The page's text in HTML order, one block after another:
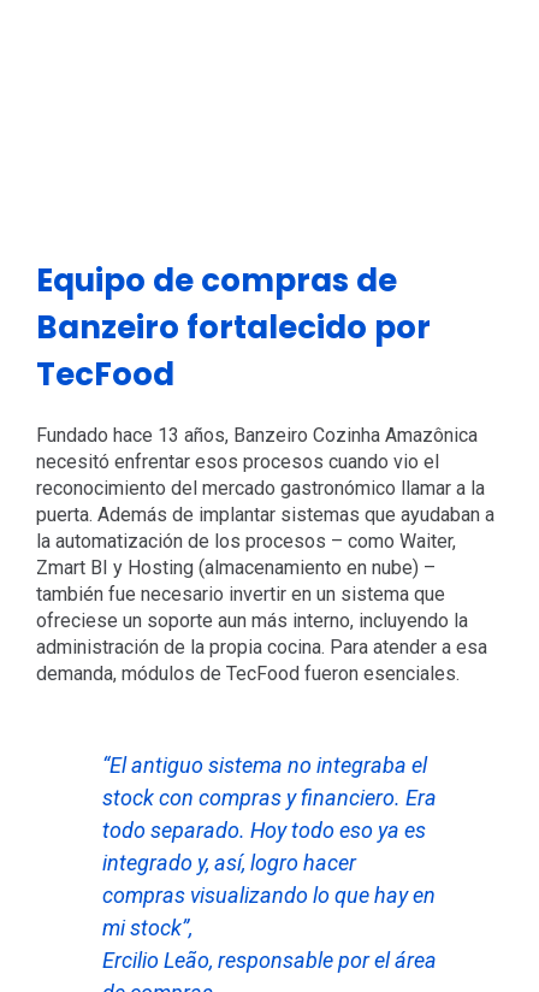
Equipo de compras de
Banzeiro fortalecido por
TecFood
Fundado hace 13 años, Banzeiro Cozinha Amazônica
necesitó enfrentar esos procesos cuando vio el
reconocimiento del mercado gastronómico llamar a la
puerta. Además de implantar sistemas que ayudaban a
la automatización de los procesos – como Waiter,
Zmart BI y Hosting (almacenamiento en nube) –
también fue necesario invertir en un sistema que
ofreciese un soporte aun más interno, incluyendo la
administración de la propia cocina. Para atender a esa
demanda, módulos de TecFood fueron esenciales.
“El antiguo sistema no integraba el
stock con compras y financiero. Era
todo separado. Hoy todo eso ya es
integrado y, así, logro hacer
compras visualizando lo que hay en
mi stock”,
Ercilio Leão, responsable por el área